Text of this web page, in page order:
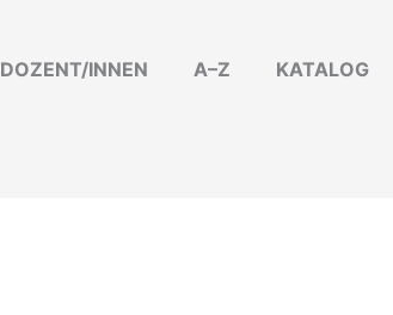
DOZENT/INNEN A–Z KATALOG